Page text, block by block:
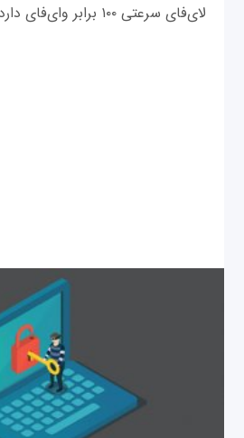
لای‌فای سرعتی ۱۰۰ برابر وای‌فای دارد